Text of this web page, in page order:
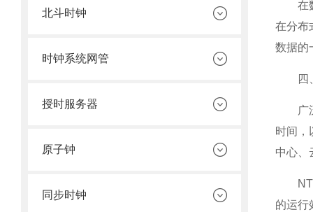
北斗时钟
时钟系统网管
授时服务器
原子钟
同步时钟
在数
在分布
数据的
四、
广泛
时间，
中心、
NTP
的运行